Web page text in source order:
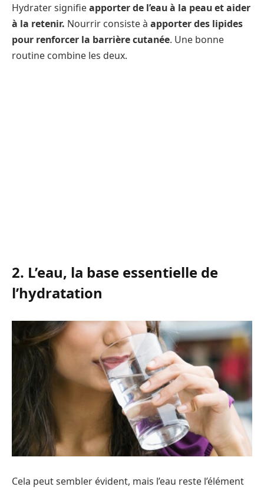
Hydrater signifieapporter de l’eau à la peau et aider
à la retenir. Nourrir consiste à apporter des lipides
pour renforcer la barrière cutanée. Une bonne
routine combine les deux.
2. L’eau, la base essentielle de
l’hydratation
Cela peut sembler évident, mais l’eau reste l’élément